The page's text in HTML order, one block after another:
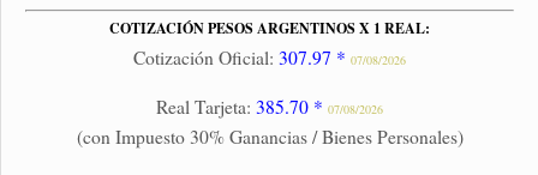
COTIZACIÓN PESOS ARGENTINOS X 1 REAL:
Cotización Oficial: 307.97 * 07/08/2026
Real Tarjeta: 385.70 * 07/08/2026
(con Impuesto 30% Ganancias / Bienes Personales)